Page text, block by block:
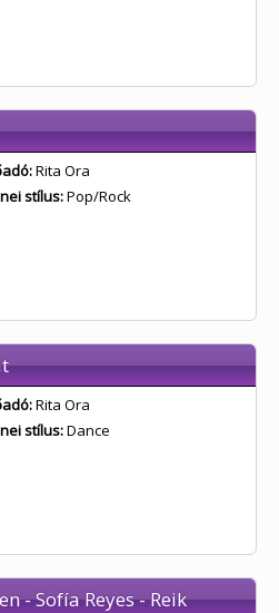
Rita Ora
stílus:Pop/Rock
Rita Ora
stílus:Dance
- Sofía Reyes - Reik